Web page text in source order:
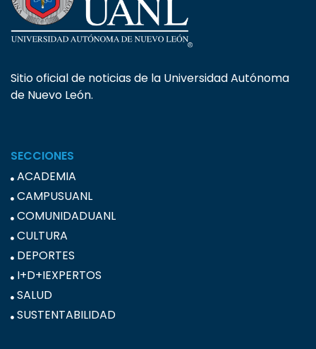
Sitio oficial de noticias de la Universidad Autónoma
de Nuevo León.
SECCIONES
ACADEMIA
CAMPUSUANL
COMUNIDADUANL
CULTURA
DEPORTES
I+D+IEXPERTOS
SALUD
SUSTENTABILIDAD